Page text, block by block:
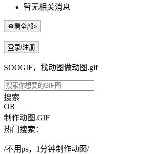
暂无相关消息
查看全部>
登录/注册
SOOGIF，找动图做动图.gif
搜索
OR
制作动图.GIF
热门搜索：
/不用ps，1分钟制作动图/